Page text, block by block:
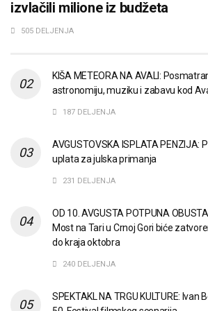
izvlačili milione iz budžeta
505 DELJENJA
KIŠA METEORA NA AVALI:
astronomiju, muziku i zabavu kod
187 DELJENJA
AVGUSTOVSKA ISPLATA PENZIJA:
uplata za julska primanja
231 DELJENJA
OD 10. AVGUSTA POTPUNA
Most na Tari u Crnoj Gori biće
do kraja oktobra
240 DELJENJA
SPEKTAKL NA TRGU KULTURE: Ivan